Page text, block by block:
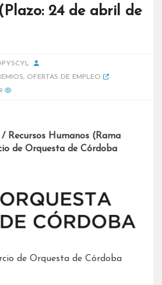
24 de abril de
, OFERTAS DE EMPLEO
Recursos Humanos (Rama
de Orquesta de Córdoba
de Orquesta de Córdoba